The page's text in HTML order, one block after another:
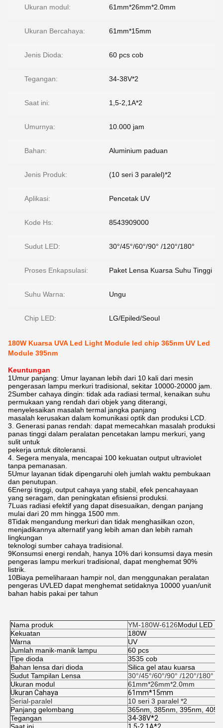
Ukuran modul: 61mm*26mm*2.0mm
Ukuran Bercahaya: 61mm*15mm
Jenis Dioda: 60 pcs cob
Tegangan: 34-38V*2
Saat ini: 1,5-2,1A*2
Umurnya: 10.000 jam
Bahan: Aluminium paduan
Jenis Produk: (10 seri 3 paralel)*2
Aplikasi: Pencetak UV
Kode Hs: 8543909000
Sudut LED: 30°/45°/60°/90° /120°/180°
Proses Enkapsulasi: Paket Lensa Kuarsa Suhu Tinggi
Suhu Warna: Ungu
Chip LED: LG/Epiled/Seoul
180W Kuarsa UVA Led Light Module led chip 365nm UV Led
Module 395nm
Keuntungan
1Umur panjang: Umur layanan lebih dari 10 kali dari mesin
pengerasan lampu merkuri tradisional, sekitar 10000-20000 jam.
2Sumber cahaya dingin: tidak ada radiasi termal, kenaikan suhu
permukaan yang rendah dari objek yang diterangi,
menyelesaikan masalah termal jangka panjang
masalah kerusakan dalam komunikasi optik dan produksi LCD.
3. Generasi panas rendah: dapat memecahkan masalah produksi
panas tinggi dalam peralatan pencetakan lampu merkuri, yang
sulit untuk
pekerja untuk ditoleransi.
4. Segera menyala, mencapai 100 kekuatan output ultraviolet
tanpa pemanasan.
5Umur layanan tidak dipengaruhi oleh jumlah waktu pembukaan
dan penutupan.
6Energi tinggi, output cahaya yang stabil, efek pencahayaan
yang seragam, dan peningkatan efisiensi produksi.
7Luas radiasi efektif yang dapat disesuaikan, dengan panjang
mulai dari 20 mm hingga 1500 mm.
8Tidak mengandung merkuri dan tidak menghasilkan ozon,
menjadikannya alternatif yang lebih aman dan lebih ramah
lingkungan
teknologi sumber cahaya tradisional.
9Konsumsi energi rendah, hanya 10% dari konsumsi daya mesin
pengeras lampu merkuri tradisional, dapat menghemat 90%
listrik.
10Biaya pemeliharaan hampir nol, dan menggunakan peralatan
pengeras UVLED dapat menghemat setidaknya 10000 yuan/unit
bahan habis pakai per tahun
Nama produk YM-180W-6126Modul LED
Kekuatan
180W
Warna
UV
Jumlah manik-manik lampu
60 pcs
Tipe dioda
3535 cob
Bahan lensa dari dioda
Silica gel atau kuarsa
Sudut Tampilan Lensa
30°/45°/60°/90° /120°/180°
Ukuran modul
61mm*26mm*2.0mm
Ukuran Cahaya
61mm*15mm
Serial-paralel
10 seri 3 paralel *2
Panjang gelombang
365nm, 385nm, 395nm,
Tegangan
34-38V*2